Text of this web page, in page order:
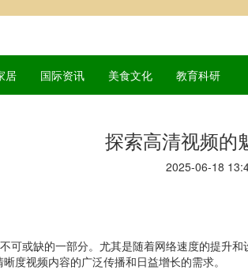
居 国际资讯 美食文化 教育科研
探索高清视频的
2025-06-18
可或缺的一部分。尤其是随着网络速度的提升
度视频内容的广泛传播和日益增长的需求。